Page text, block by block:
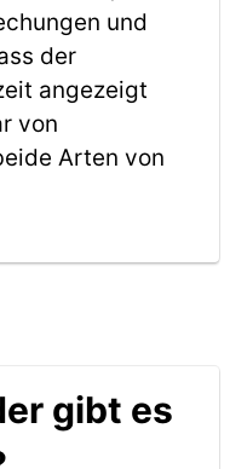
und
der
angezeigt
von
Arten von
gibt es